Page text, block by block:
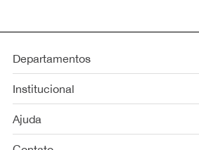
Departamentos
Institucional
Ajuda